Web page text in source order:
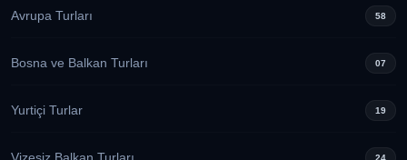
Avrupa Turları 58
Bosna ve Balkan Turları 07
Yurtiçi Turlar 19
24